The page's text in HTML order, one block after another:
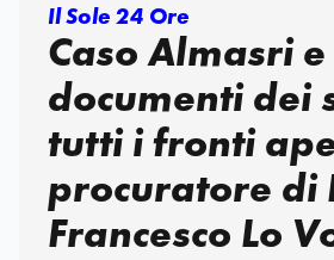
Il Sole 24 Ore
Caso Almasri e
documenti dei
tutti i fronti
procuratore di
Francesco Lo